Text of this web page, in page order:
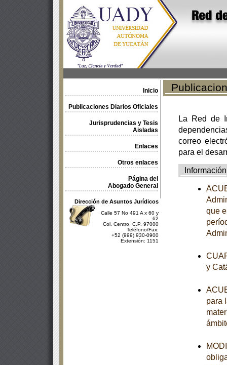
Inicio
Publicaciones Diarios Oficiales
Jurisprudencias y Tesis
Aisladas
Enlaces
Otros enlaces
Página del
Abogado General
Dirección de Asuntos Jurídicos
Calle 57 No 491 A x 60 y
62
Col. Centro, C.P. 97000
Teléfono/Fax:
+52 (999) 930-0900
Extensión: 1151
La Red de
correo
para el
Información
que
y
para